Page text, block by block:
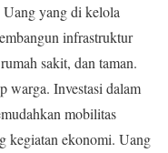
yang di kelola
infrastruktur
sakit, dan taman.
warga. Investasi dalam
mobilitas
kegiatan ekonomi. Uang